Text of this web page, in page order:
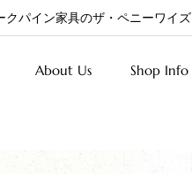
クパイン家具のザ・ペニーワイズ
About Us Shop Info